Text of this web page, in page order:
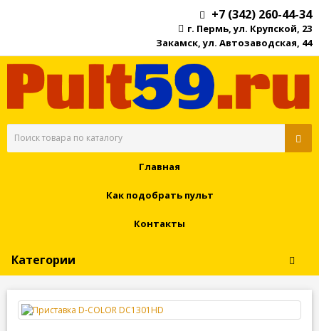
+7 (342) 260-44-34
г. Пермь, ул. Крупской, 23
Закамск, ул. Автозаводская, 44
Главная
Как подобрать пульт
Контакты
Категории